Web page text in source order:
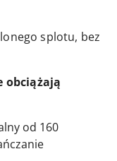
splotu, bez
obciążają
od 160